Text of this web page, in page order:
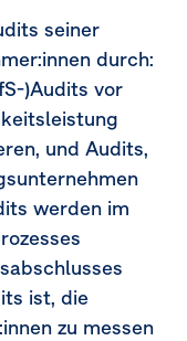
seiner
durch:
)Audits vor
und Audits,
werden im
ist, die
zu messen